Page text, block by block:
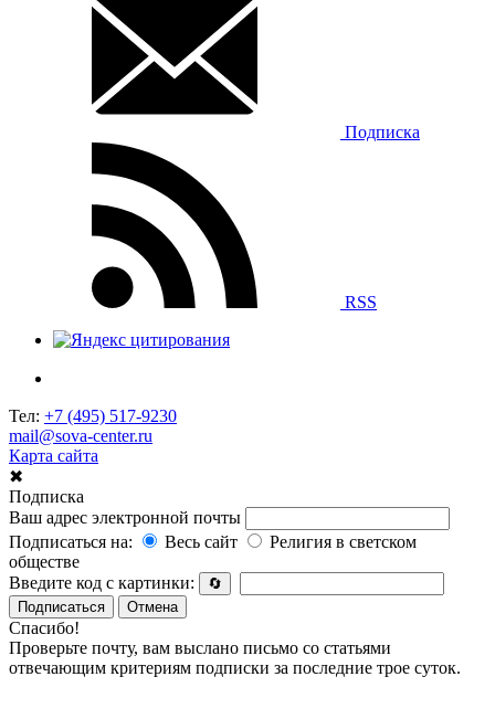
Подписка
RSS
Тел: +7 (495) 517-9230
mail@sova-center.ru
Карта сайта
✖
Подписка
Ваш адрес электронной почты
Подписаться на:
Весь сайт
Религия в светском
обществе
Введите код с картинки:
🔄
Подписаться
Отмена
Спасибо!
Проверьте почту, вам выслано письмо со статьями
отвечающим критериям подписки за последние трое суток.